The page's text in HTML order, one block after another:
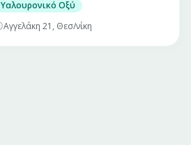
Υαλουρονικό Οξύ
Αγγελάκη 21, Θεσ/νίκη